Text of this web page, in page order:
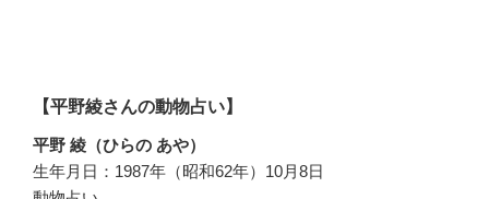
【平野綾さんの動物占い】
平野 綾（ひらの あや）
生年月日：1987年（昭和62年）10月8日